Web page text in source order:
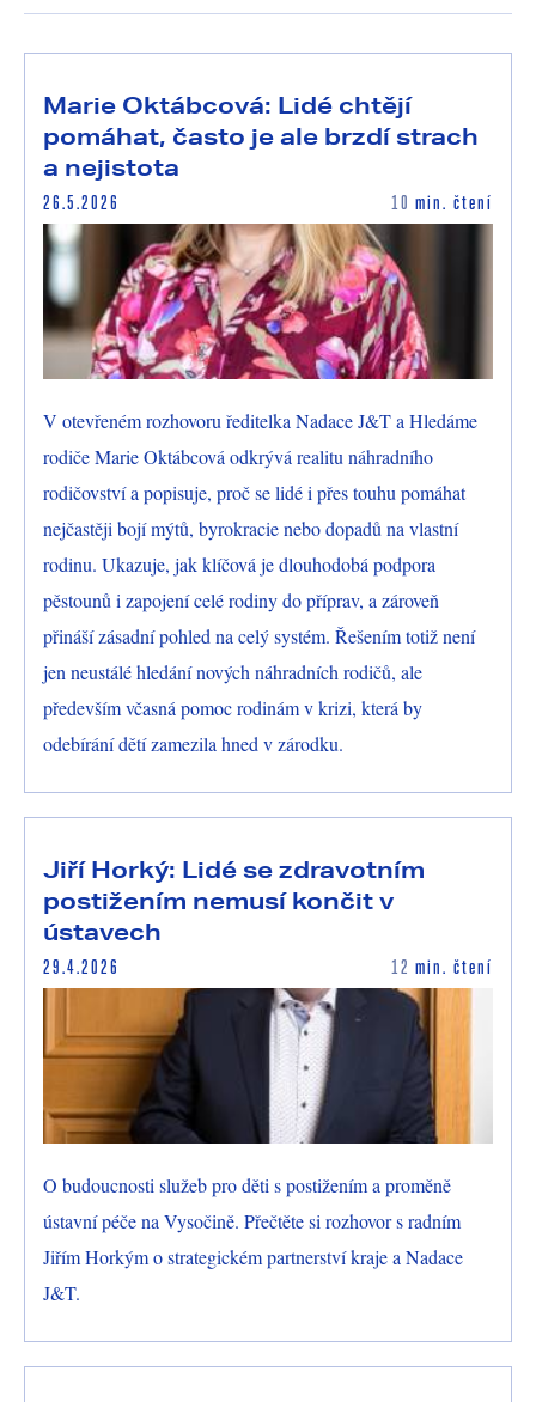
Marie Oktábcová: Lidé chtějí
pomáhat, často je ale brzdí strach
a nejistota
26.5.2026 10 min. čtení
V otevřeném rozhovoru ředitelka Nadace J&T a Hledáme
rodiče Marie Oktábcová odkrývá realitu náhradního
rodičovství a popisuje, proč se lidé i přes touhu pomáhat
nejčastěji bojí mýtů, byrokracie nebo dopadů na vlastní
rodinu. Ukazuje, jak klíčová je dlouhodobá podpora
pěstounů i zapojení celé rodiny do příprav, a zároveň
přináší zásadní pohled na celý systém. Řešením totiž není
jen neustálé hledání nových náhradních rodičů, ale
především včasná pomoc rodinám v krizi, která by
odebírání dětí zamezila hned v zárodku.
Jiří Horký: Lidé se zdravotním
postižením nemusí končit v
ústavech
29.4.2026 12 min. čtení
O budoucnosti služeb pro děti s postižením a proměně
ústavní péče na Vysočině. Přečtěte si rozhovor s radním
Jiřím Horkým o strategickém partnerství kraje a Nadace
J&T.